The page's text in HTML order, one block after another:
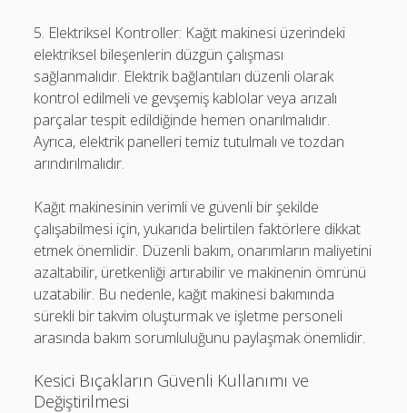
5. Elektriksel Kontroller: Kağıt makinesi üzerindeki
elektriksel bileşenlerin düzgün çalışması
sağlanmalıdır. Elektrik bağlantıları düzenli olarak
kontrol edilmeli ve gevşemiş kablolar veya arızalı
parçalar tespit edildiğinde hemen onarılmalıdır.
Ayrıca, elektrik panelleri temiz tutulmalı ve tozdan
arındırılmalıdır.
Kağıt makinesinin verimli ve güvenli bir şekilde
çalışabilmesi için, yukarıda belirtilen faktörlere dikkat
etmek önemlidir. Düzenli bakım, onarımların maliyetini
azaltabilir, üretkenliği artırabilir ve makinenin ömrünü
uzatabilir. Bu nedenle, kağıt makinesi bakımında
sürekli bir takvim oluşturmak ve işletme personeli
arasında bakım sorumluluğunu paylaşmak önemlidir.
Kesici Bıçakların Güvenli Kullanımı ve
Değiştirilmesi